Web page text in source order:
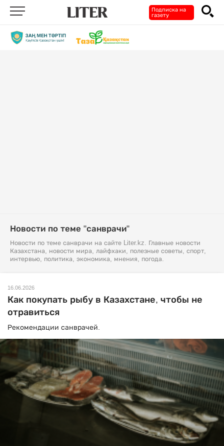
Подписка на
газету
Новости по теме "санврачи"
Новости по теме санврачи на сайте Liter.kz. Главные новости
Казахстана, новости мира, лайфхаки, полезные советы, спорт,
интервью, политика, экономика, мнения, погода.
16.06.2026
Как покупать рыбу в Казахстане, чтобы не
отравиться
Рекомендации санврачей.